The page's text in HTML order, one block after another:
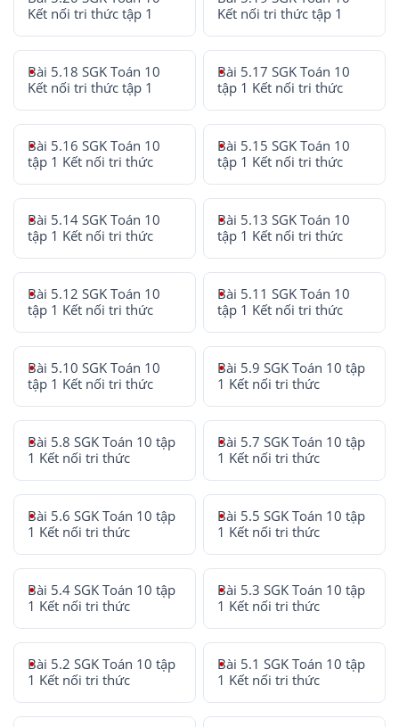
Kết nối tri thức tập 1
Kết nối tri thức tập 1
Bài 5.18 SGK Toán 10
Kết nối tri thức tập 1
Bài 5.17 SGK Toán 10
tập 1 Kết nối tri thức
Bài 5.16 SGK Toán 10
tập 1 Kết nối tri thức
Bài 5.15 SGK Toán 10
tập 1 Kết nối tri thức
Bài 5.14 SGK Toán 10
tập 1 Kết nối tri thức
Bài 5.13 SGK Toán 10
tập 1 Kết nối tri thức
Bài 5.12 SGK Toán 10
tập 1 Kết nối tri thức
Bài 5.11 SGK Toán 10
tập 1 Kết nối tri thức
Bài 5.10 SGK Toán 10
tập 1 Kết nối tri thức
Bài 5.9 SGK Toán 10 tập
1 Kết nối tri thức
Bài 5.8 SGK Toán 10 tập
1 Kết nối tri thức
Bài 5.7 SGK Toán 10 tập
1 Kết nối tri thức
Bài 5.6 SGK Toán 10 tập
1 Kết nối tri thức
Bài 5.5 SGK Toán 10 tập
1 Kết nối tri thức
Bài 5.4 SGK Toán 10 tập
1 Kết nối tri thức
Bài 5.3 SGK Toán 10 tập
1 Kết nối tri thức
Bài 5.2 SGK Toán 10 tập
1 Kết nối tri thức
Bài 5.1 SGK Toán 10 tập
1 Kết nối tri thức